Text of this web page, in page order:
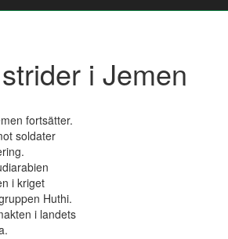
i Jemen
fortsätter.
soldater
i kriget
Huthi.
i landets